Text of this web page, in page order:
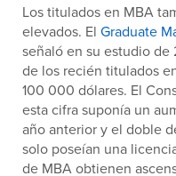
Los titulados en MBA
elevados. El Graduate
señaló en su estudio de
de los recién titulados
100 000 dólares. El
esta cifra suponía un
año anterior y el doble
solo poseían una
de MBA obtienen